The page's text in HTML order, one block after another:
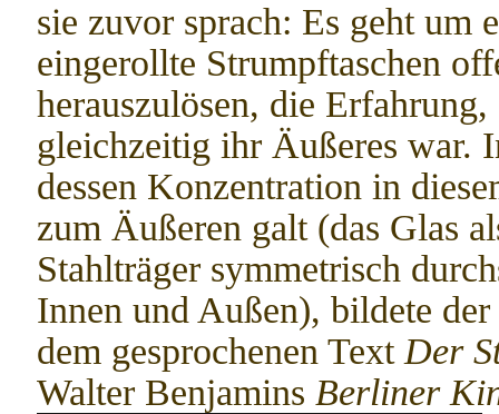
sie zuvor sprach: Es geht
eingerollte Strumpftaschen
herauszulösen, die
gleichzeitig ihr Äußeres war.
dessen Konzentration in
zum Äußeren galt (das Glas
Stahlträger symmetrisch
Innen und Außen), bildete
dem gesprochenen Text Der
Walter Benjamins Berliner